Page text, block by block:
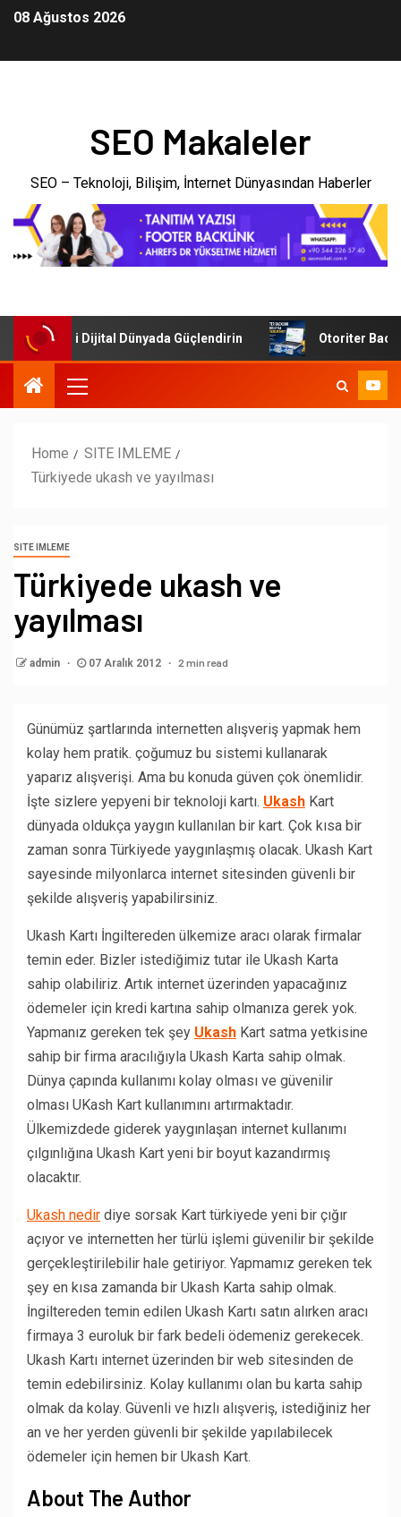
08 Ağustos 2026
SEO Makaleler
SEO – Teknoloji, Bilişim, İnternet Dünyasından Haberler
Dijital Dünyada Güçlendirin Otoriter Backlink
Home
SITE IMLEME
Türkiyede ukash ve yayılması
SITE IMLEME
Türkiyede ukash ve
yayılması
admin 07 Aralık 2012 2 min read
Günümüz şartlarında internetten alışveriş yapmak hem
kolay hem pratik. çoğumuz bu sistemi kullanarak
yaparız alışverişi. Ama bu konuda güven çok önemlidir.
İşte sizlere yepyeni bir teknoloji kartı. Ukash Kart
dünyada oldukça yaygın kullanılan bir kart. Çok kısa bir
zaman sonra Türkiyede yaygınlaşmış olacak. Ukash Kart
sayesinde milyonlarca internet sitesinden güvenli bir
şekilde alışveriş yapabilirsiniz.
Ukash Kartı İngiltereden ülkemize aracı olarak firmalar
temin eder. Bizler istediğimiz tutar ile Ukash Karta
sahip olabiliriz. Artık internet üzerinden yapacağınız
ödemeler için kredi kartına sahip olmanıza gerek yok.
Yapmanız gereken tek şey Ukash Kart satma yetkisine
sahip bir firma aracılığıyla Ukash Karta sahip olmak.
Dünya çapında kullanımı kolay olması ve güvenilir
olması UKash Kart kullanımını artırmaktadır.
Ülkemizdede giderek yaygınlaşan internet kullanımı
çılgınlığına Ukash Kart yeni bir boyut kazandırmış
olacaktır.
Ukash nedir diye sorsak Kart türkiyede yeni bir çığır
açıyor ve internetten her türlü işlemi güvenilir bir şekilde
gerçekleştirilebilir hale getiriyor. Yapmamız gereken tek
şey en kısa zamanda bir Ukash Karta sahip olmak.
İngiltereden temin edilen Ukash Kartı satın alırken aracı
firmaya 3 euroluk bir fark bedeli ödemeniz gerekecek.
Ukash Kartı internet üzerinden bir web sitesinden de
temin edebilirsiniz. Kolay kullanımı olan bu karta sahip
olmak da kolay. Güvenli ve hızlı alışveriş, istediğiniz her
an ve her yerden güvenli bir şekilde yapılabilecek
ödemeler için hemen bir Ukash Kart.
About The Author